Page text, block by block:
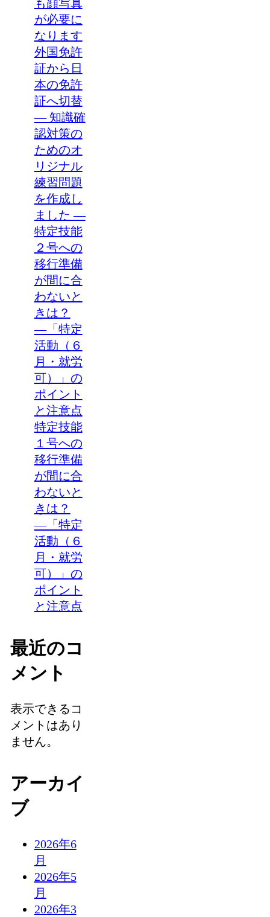
も顔写真
が必要に
なります
外国免許
証から日
本の免許
証へ切替
― 知識確
認対策の
ためのオ
リジナル
練習問題
を作成し
ました ―
特定技能
２号への
移行準備
が間に合
わないと
きは？
―「特定
活動（６
月・就労
可）」の
ポイント
と注意点
特定技能
１号への
移行準備
が間に合
わないと
きは？
―「特定
活動（６
月・就労
可）」の
ポイント
と注意点
最近のコ
メント
表示できるコ
メントはあり
ません。
アーカイ
ブ
2026年6
月
2026年5
月
2026年3